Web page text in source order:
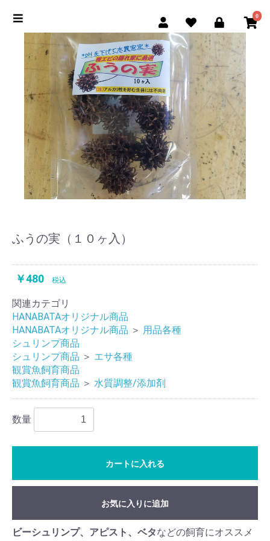
0
ふうの実（１０ヶ入）
￥480 税込
関連カテゴリ
HANABATAオリジナル商品
HANABATAオリジナル商品 ＞ 用品各種
シュリンプ商品
シュリンプ商品 ＞ エサ各種
観賞魚飼育商品
観賞魚飼育商品 ＞ 水質調整/添加剤
数量
カートに入れる
お気に入りに追加
ビーシュリンプ、アピスト、ベタなどの飼育にオススメ